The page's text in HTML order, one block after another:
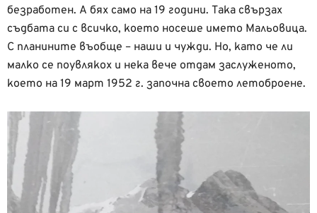
безработен. А бях само на 19 години. Така свързах
съдбата си с всичко, което носеше името Мальовица.
С планините въобще – наши и чужди. Но, като че ли
малко се поувлякох и нека вече отдам заслуженото,
което на 19 март 1952 г. започна своето летоброене.